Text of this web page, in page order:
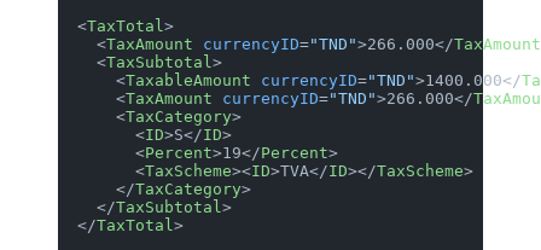
  <
TaxTotal >
    <
TaxAmount currencyID="TND">266.000</TaxAmount
    <
TaxSubtotal >
      <
TaxableAmount currencyID="TND">1400.000</
      <
TaxAmount currencyID="TND">266.000</
      <
TaxCategory>
        <
ID>S</ID>
        <
Percent>19</Percent>
        <
TaxScheme><ID>TVA</ID></TaxScheme>
      </
TaxCategory>
    </
TaxSubtotal >
  </
TaxTotal >